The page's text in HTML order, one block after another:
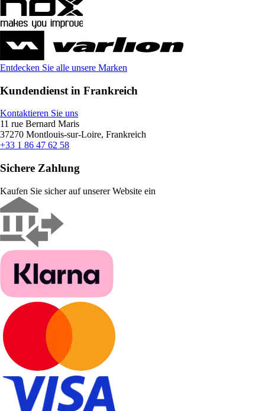
Entdecken Sie alle unsere Marken
Kundendienst in Frankreich
Kontaktieren Sie uns
11 rue Bernard Maris
37270 Montlouis-sur-Loire, Frankreich
+33 1 86 47 62 58
Sichere Zahlung
Kaufen Sie sicher auf unserer Website ein